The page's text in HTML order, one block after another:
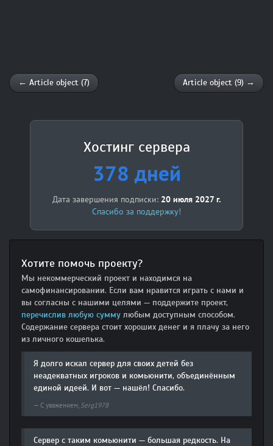
← Article object (7) Article object (9) →
Хостинг сервера
378 дней
Дата завершения подписки: 20 июля 2027 г.
Спасибо за поддержку!
Хотите помочь проекту?
Мы некоммерческий проект и находимся на
самофинансировании. Если вам нравится играть с нами и
вы согласны с нашими целями — поддержите проект,
перечислив любую сумму любым доступным способом.
Содержание сервера стоит хороших денег и я плачу за него
из личного кошелька.
Я долго искал сервер для своих детей без
неадекватных игроков и комьюнити, объединённым
единой идеей. И вот — нашёл! Спасибо.
С уважением, Serg1978
Сервер с таким комьюнити — большая редкость. На